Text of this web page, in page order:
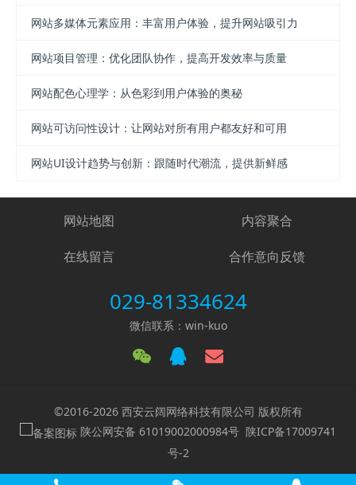
网站多媒体元素应用：丰富用户体验，提升网站吸引力
网站项目管理：优化团队协作，提高开发效率与质量
网站配色心理学：从色彩到用户体验的奥秘
网站可访问性设计：让网站对所有用户都友好和可用
网站UI设计趋势与创新：跟随时代潮流，提供新鲜感
网站地图 内容聚合
在线留言 合作意向反馈
029-81334624
微信联系：win-kuo
©2016-2026 西安云阔网络科技有限公司 版权所有
陕公网安备 61019002000984号 陕ICP备17009741
号-2